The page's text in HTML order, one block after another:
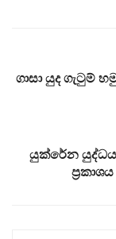
ගාසා යුද ගැටුම්
යුක්රේන